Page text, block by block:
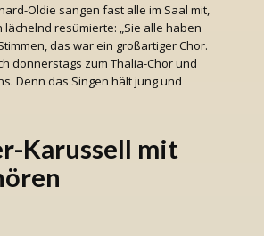
Oldie sangen fast alle im Saal mit,
lächelnd resümierte: „Sie alle haben
das war ein großartiger Chor.
donnerstags zum Thalia-Chor und
Denn das Singen hält jung und
Karussell mit